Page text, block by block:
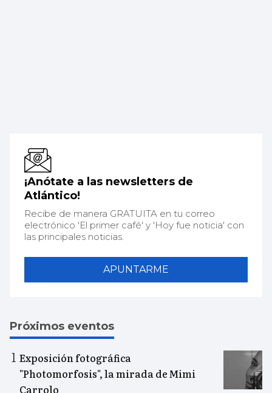
¡Anótate a las newsletters de
Atlántico!
Recibe de manera GRATUITA en tu correo
electrónico 'El primer café' y 'Hoy fue noticia' con
las principales noticias.
APUNTARME
Próximos eventos
Exposición fotográfica
"Photomorfosis", la mirada de Mimi
Carrolo